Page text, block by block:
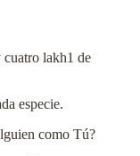
cuatro lakh1 de
especie.
como Tú?